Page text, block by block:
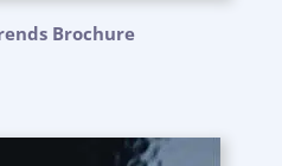
Brochure